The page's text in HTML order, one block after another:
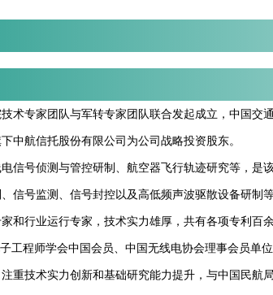
术专家团队与军转专家团队联合发起成立，中国
中航信托股份有限公司为公司战略投资股东。
信号侦测与管控研制、航空器飞行轨迹研究等，
信号监测、信号封控以及高低频声波驱散设备研
和行业运行专家，技术实力雄厚，共有各项专利
工程师学会中国会员、中国无线电协会理事会员单
重技术实力创新和基础研究能力提升，与中国民